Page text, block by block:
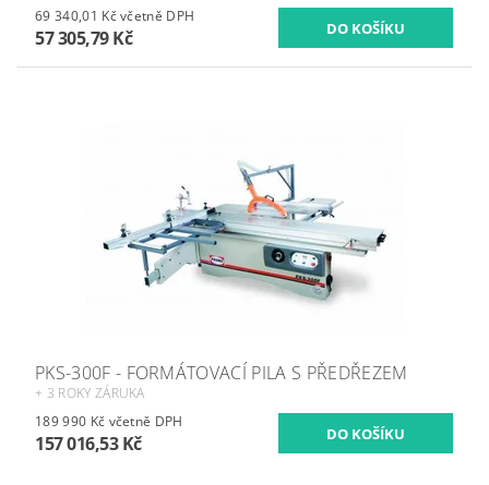
69 340,01 Kč včetně DPH
57 305,79 Kč
PKS-300F - FORMÁTOVACÍ PILA S PŘEDŘEZEM
+ 3 ROKY ZÁRUKA
189 990 Kč včetně DPH
157 016,53 Kč